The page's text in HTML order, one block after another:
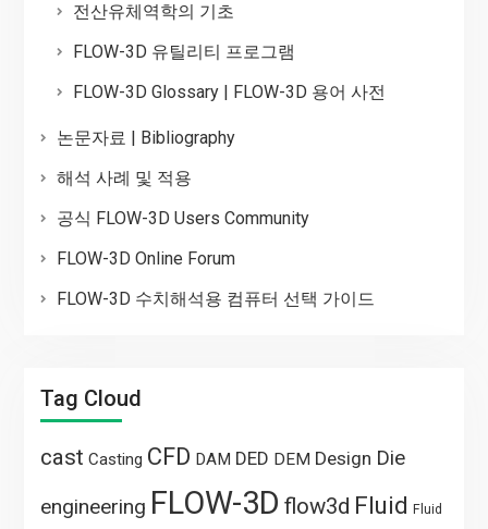
전산유체역학의 기초
FLOW-3D 유틸리티 프로그램
FLOW-3D Glossary | FLOW-3D 용어 사전
논문자료 | Bibliography
해석 사례 및 적용
공식 FLOW-3D Users Community
FLOW-3D Online Forum
FLOW-3D 수치해석용 컴퓨터 선택 가이드
Tag Cloud
cast Casting CFD DAM DED DEM Design Die
engineering FLOW-3D flow3d Fluid Fluid